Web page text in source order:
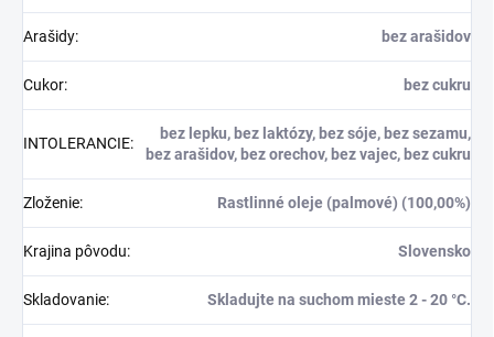
Arašidy: bez arašidov
Cukor: bez cukru
INTOLERANCIE:
bez lepku, bez laktózy, bez sóje, bez sezamu,
bez arašidov, bez orechov, bez vajec, bez cukru
Zloženie: Rastlinné oleje (palmové) (100,00%)
Krajina pôvodu: Slovensko
Skladovanie: Skladujte na suchom mieste 2 - 20 °C.